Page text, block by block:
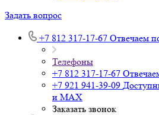
Задать вопрос
+7 812 317-17-67 Отвечаем
Телефоны
+7 812 317-17-67
+7 921 941-39-09
и MAX
Заказать звонок